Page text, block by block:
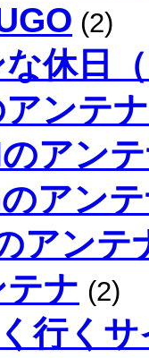
(2)
休日
ンテナ
アン
アン
アンテ
ナ (2)
行くサ